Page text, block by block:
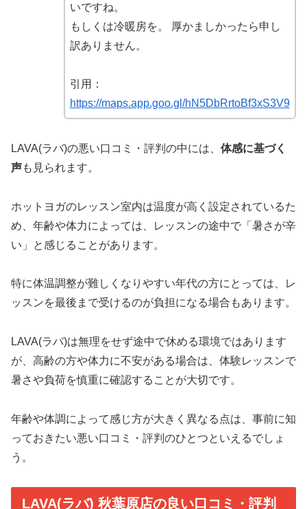
いですね。
もしくは冷暖房を。 厚かましかったら申し
訳ありません。
引用：
https://maps.app.goo.gl/hN5DbRrtoBf3xS3V9
LAVA(ラバ)の悪い口コミ・評判の中には、 体感に基づく
声も見られます。
ホットヨガのレッスン室内は温度が高く設定されているた
め、年齢や体力によっては、レッスンの途中で「暑さが辛
い」と感じることがあります。
特に体温調整が難しくなりやすい年代の方にとっては、レ
ッスンを最後まで受けるのが負担になる場合もあります。
LAVA(ラバ)は無理をせず途中で休める環境ではあります
が、高齢の方や体力に不安がある場合は、体験レッスンで
暑さや負荷を慎重に確認することが大切です。
年齢や体調によって感じ方が大きく異なる点は、事前に知
っておきたい悪い口コミ・評判のひとつといえるでしょ
う。
LAVA(ラバ) 秋葉原店の良い口コミ・評判